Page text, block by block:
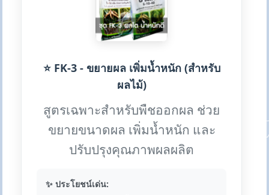
⭐ FK-3 - ขยายผล เพิ่มน้ำหนัก (สำหรับ
ผลไม้)
สูตรเฉพาะสำหรับพืชออกผล ช่วย
ขยายขนาดผล เพิ่มน้ำหนัก และ
ปรับปรุงคุณภาพผลผลิต
✨ ประโยชน์เด่น: